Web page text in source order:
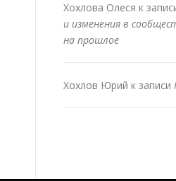
Хохлова Олеся к
и изменения в
на прошлое
Хохлов Юрий к записи